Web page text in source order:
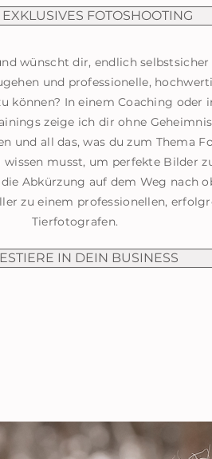
FOTOSHOOTING
wünscht dir, endlich
und professionelle,
können? In einem Coaching oder
zeige ich dir ohne
und all das, was du zum Thema
musst, um perfekte Bilder
Abkürzung auf dem Weg nach
zu einem professionellen,
Tierfotografen.
IN DEIN BUSINESS